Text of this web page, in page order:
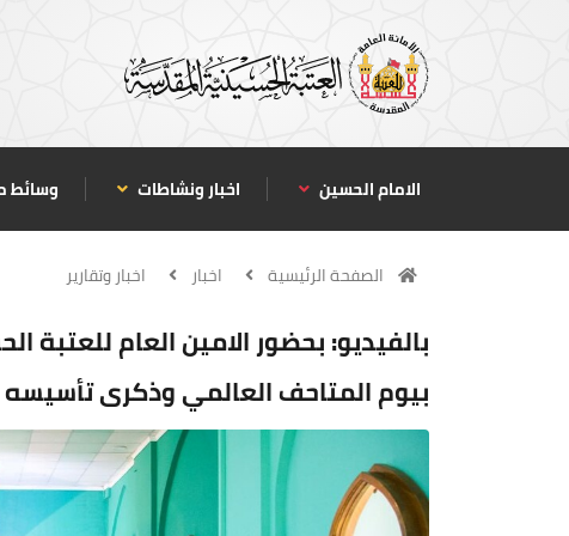
الامام الحسين اخبار ونشاطات وسائط
الصفحة الرئيسية اخبار اخبار وتقارير
بالفيديو: بحضور الامين العام للعتبة
بيوم المتاحف العالمي وذكرى تأسيسه